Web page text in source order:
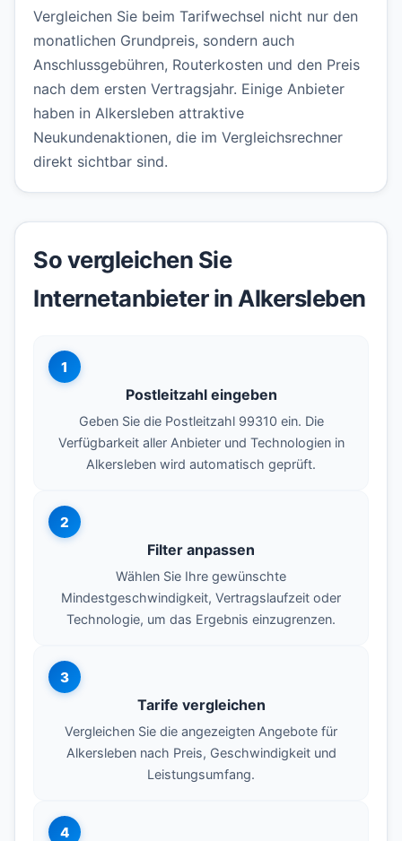
Vergleichen Sie beim Tarifwechsel nicht nur den
monatlichen Grundpreis, sondern auch
Anschlussgebühren, Routerkosten und den Preis
nach dem ersten Vertragsjahr. Einige Anbieter
haben in Alkersleben attraktive
Neukundenaktionen, die im Vergleichsrechner
direkt sichtbar sind.
So vergleichen Sie
Internetanbieter in Alkersleben
1
Postleitzahl eingeben
Geben Sie die Postleitzahl 99310 ein. Die
Verfügbarkeit aller Anbieter und Technologien in
Alkersleben wird automatisch geprüft.
2
Filter anpassen
Wählen Sie Ihre gewünschte
Mindestgeschwindigkeit, Vertragslaufzeit oder
Technologie, um das Ergebnis einzugrenzen.
3
Tarife vergleichen
Vergleichen Sie die angezeigten Angebote für
Alkersleben nach Preis, Geschwindigkeit und
Leistungsumfang.
4